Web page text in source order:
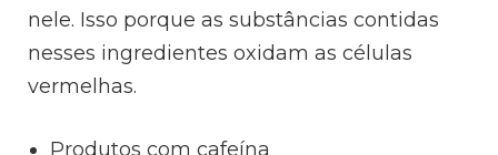
nele. Isso porque as substâncias contidas
nesses ingredientes oxidam as células
vermelhas.
Produtos com cafeína